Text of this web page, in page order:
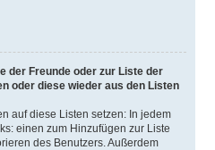
der Freunde oder zur Liste der
oder diese wieder aus den Listen
auf diese Listen setzen: In jedem
einen zum Hinzufügen zur Liste
des Benutzers. Außerdem